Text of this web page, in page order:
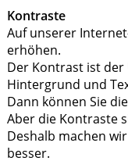
Kontraste
Auf unserer
erhöhen.
Der Kontrast ist
Hintergrund und
Dann können Sie
Aber die Kontraste
Deshalb machen
besser.